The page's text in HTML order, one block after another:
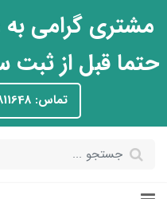
مشتری گرامی
حتما قبل از
تماس: 09188811648 - 09188811602